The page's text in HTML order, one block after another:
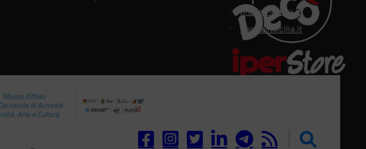
Siciliamedica.it
Sanitainsicilia.it